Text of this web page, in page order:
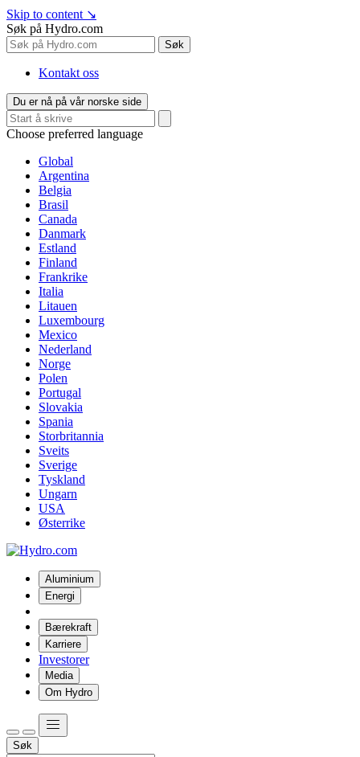
Skip to content ↘
Søk på Hydro.com
Søk
Kontakt oss
Du er nå på vår norske side
Choose preferred language
Global
Argentina
Belgia
Brasil
Canada
Danmark
Estland
Finland
Frankrike
Italia
Litauen
Luxembourg
Mexico
Nederland
Norge
Polen
Portugal
Slovakia
Spania
Storbritannia
Sveits
Sverige
Tyskland
Ungarn
USA
Østerrike
Aluminium
Energi
Bærekraft
Karriere
Investorer
Media
Om Hydro
Søk